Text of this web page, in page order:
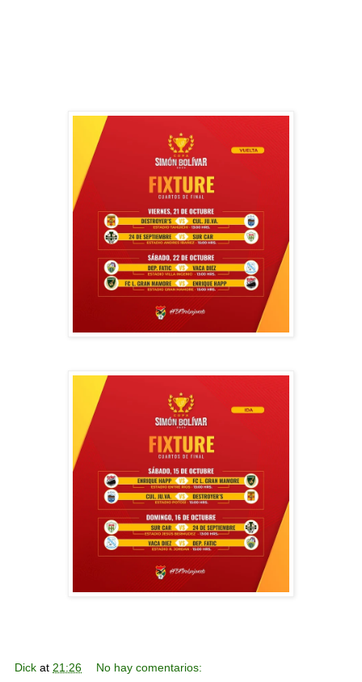
Dick at 21:26 No hay comentarios: